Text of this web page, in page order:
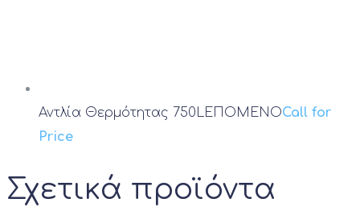
Αντλία Θερμότητας 750LΕΠΟΜΕΝΟCall for
Price
Σχετικά προϊόντα